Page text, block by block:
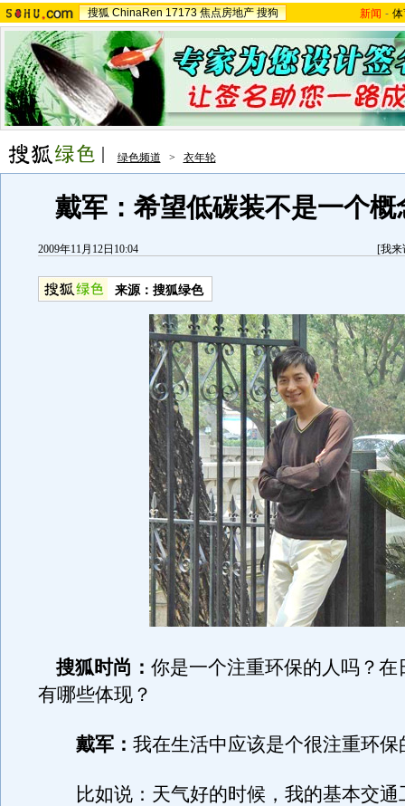
搜狐 ChinaRen 17173 焦点房地产 搜狗 新闻 -
绿色频道 > 衣年轮
戴军：希望低碳装不是一个概
2009年11月12日10:04 [我来
来源： 搜狐绿色
搜狐时尚： 你是一个注重环保的人吗？在
有哪些体现？
戴军： 我在生活中应该是个很注重环保
比如说：天气好的时候，我的基本交通